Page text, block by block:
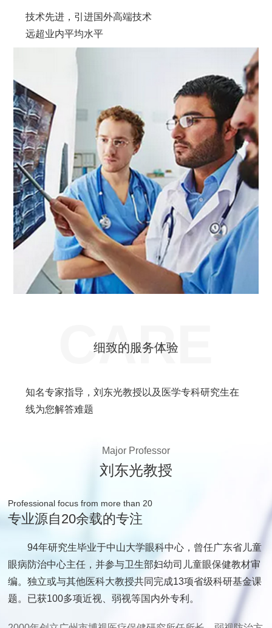
技术先进，引进国外高端技术
远超业内平均水平
CARE
细致的服务体验
知名专家指导，刘东光教授以及医学专科研究生在
线为您解答难题
Major Professor
刘东光教授
Professional focus from more than 20
专业源自20余载的专注
94年研究生毕业于中山大学眼科中心，曾任广东省儿童
眼病防治中心主任，并参与卫生部妇幼司儿童眼保健教材审
编。独立或与其他医科大教授共同完成13项省级科研基金课
题。已获100多项近视、弱视等国内外专利。